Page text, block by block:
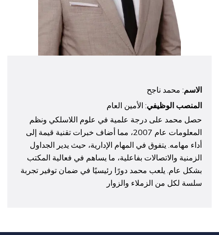
الاسم: محمد ناجح
المنصب الوظيفي: الأمين العام
حصل محمد على درجة علمية في علوم اللاسلكي ونظم
المعلومات عام 2007، مما أضاف خبرات تقنية قيمة إلى
أداء مهامه. يتفوق في المهام الإدارية، حيث يدير الجداول
الزمنية والاتصالات بفاعلية، ما يساهم في فعالية المكتب
بشكل عام. يلعب محمد دورًا رئيسيًا في ضمان توفير تجربة
سلسة لكل من الزملاء والزوار